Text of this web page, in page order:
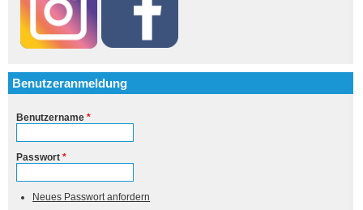
Benutzeranmeldung
Benutzername *
Passwort *
Neues Passwort anfordern